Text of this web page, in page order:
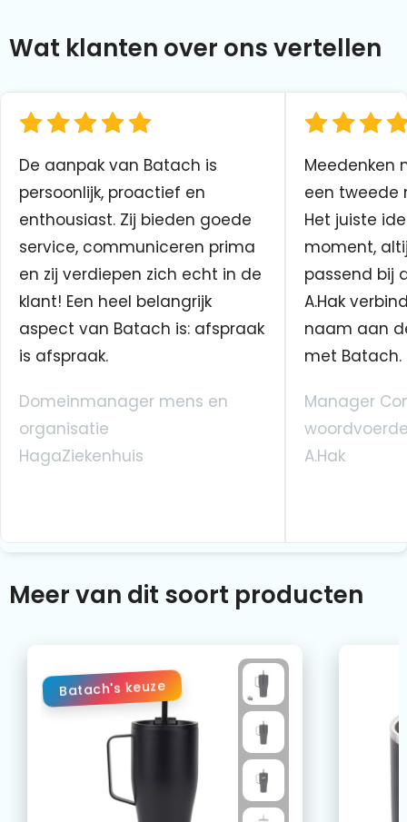
Wat klanten over ons vertellen
De aanpak van Batach is
persoonlijk, proactief en
enthousiast. Zij bieden goede
service, communiceren prima
en zij verdiepen zich echt in de
klant! Een heel belangrijk
aspect van Batach is: afspraak
is afspraak.
Domeinmanager mens en
organisatie
HagaZiekenhuis
Meedenken
een tweede
Het juiste
moment,
passend bij
A.Hak
naam aan
met Batach.
Manager
A.Hak
Meer van dit soort producten
Batach's keuze